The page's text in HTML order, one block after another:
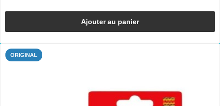
Ajouter au panier
ORIGINAL